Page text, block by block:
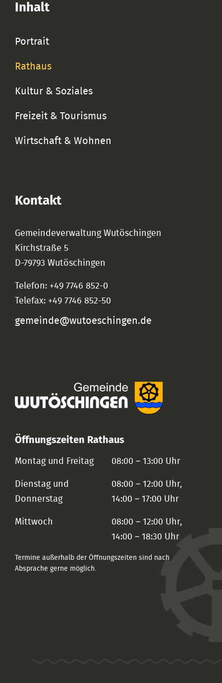
Inhalt
Portrait
Rathaus
Kultur & Soziales
Freizeit & Tourismus
Wirtschaft & Wohnen
Kontakt
Gemeindeverwaltung Wutöschingen
Kirchstraße 5
D-79793 Wutöschingen
Telefon: +49 7746 852-0
Telefax: +49 7746 852-50
gemeinde@wutoeschingen.de
Öffnungszeiten Rathaus
Montag und Freitag 08:00 – 13:00 Uhr
Dienstag und
Donnerstag
08:00 – 12:00 Uhr,
14:00 – 17:00 Uhr
Mittwoch
08:00 – 12:00 Uhr,
14:00 – 18:30 Uhr
Termine außerhalb der Öffnungszeiten sind nach
Absprache gerne möglich.